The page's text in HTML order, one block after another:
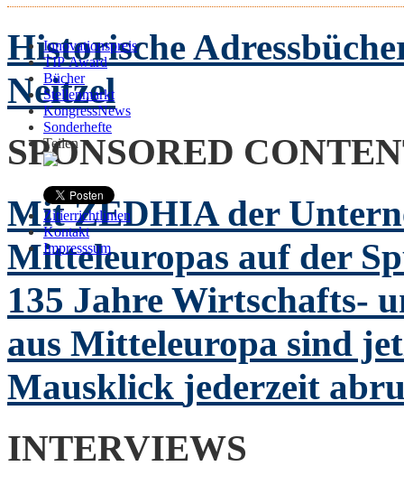
Innovationspreis
TIP Award
Bücher
Stellenmarkt
KongressNews
Sonderhefte
Teilen
Zitierrichtlinien
Kontakt
Impresssum
Historische
Neitzel
SPONSORED
Mit ZEDHIA der
Mitteleuropas auf der
135 Jahre Wirtschafts-
aus Mitteleuropa sind
Mausklick jederzeit
INTERVIEWS